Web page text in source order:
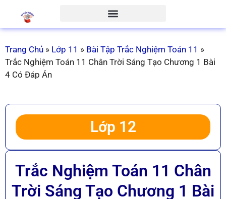
Trang Chủ » Lớp 11 » Bài Tập Trắc Nghiệm Toán 11 »
Trắc Nghiệm Toán 11 Chân Trời Sáng Tạo Chương 1 Bài
4 Có Đáp Án
Lớp 12
Trắc Nghiệm Toán 11 Chân
Trời Sáng Tạo Chương 1 Bài